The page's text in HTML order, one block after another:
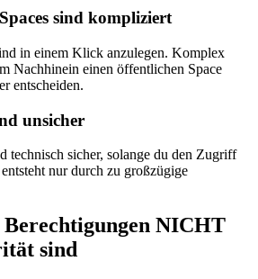
sind kompliziert
in einem Klick anzulegen. Komplex
Nachhinein einen öffentlichen Space
entscheiden.
unsicher
technisch sicher, solange du den Zugriff
nur durch zu großzügige
NICHT
sind